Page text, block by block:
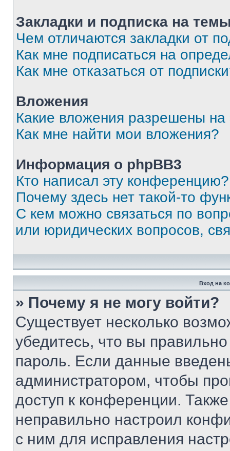
Закладки и подписка на
Чем отличаются закладки от
Как мне подписаться на
Как мне отказаться от
Вложения
Какие вложения разрешены
Как мне найти мои вложения?
Информация о phpBB3
Кто написал эту конференцию?
Почему здесь нет такой-то
С кем можно связаться по
или юридических вопросов,
Вход на
» Почему я не могу войти?
Существует несколько
убедитесь, что вы
пароль. Если данные
администратором, чтобы
доступ к конференции.
неправильно настроил
с ним для исправления